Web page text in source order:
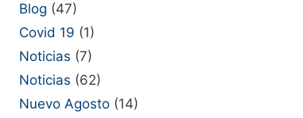
Blog (47)
Covid 19 (1)
Noticias (7)
Noticias (62)
Nuevo Agosto (14)